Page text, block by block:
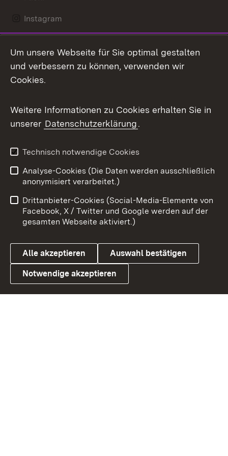
Instagram
Mastodon
Messenger
Social Wall
X / Twitter
Youtube
Link zum Landesportal
Benutzungshinweise
Barrierefreiheit
Datenschutz
Cookies
Um unsere Webseite für Sie optimal gestalten
und verbessern zu können, verwenden wir
Cookies.
Weitere Informationen zu Cookies erhalten Sie in
unserer Datenschutzerklärung.
Technisch notwendige Cookies
Analyse-Cookies (Die Daten werden ausschließlich
anonymisiert verarbeitet.)
Drittanbieter-Cookies (Social-Media-Elemente von
Facebook, X / Twitter und Google werden auf der
gesamten Webseite aktiviert.)
Alle akzeptieren Auswahl bestätigen
Notwendige akzeptieren